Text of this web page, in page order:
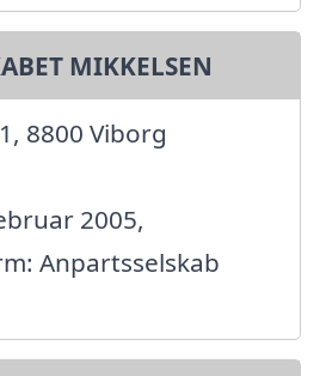
MIKKELSEN
8800 Viborg
2005,
Anpartsselskab